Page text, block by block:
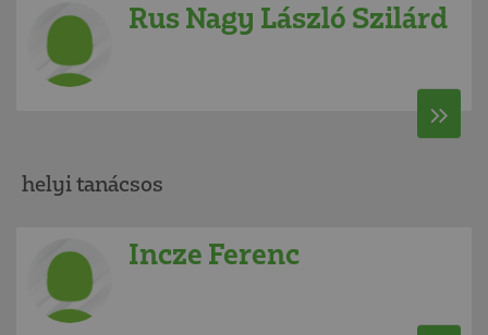
Rus Nagy László Szilárd
helyi tanácsos
Incze Ferenc